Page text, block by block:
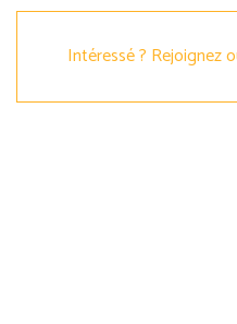
Intéressé ? Rejoignez